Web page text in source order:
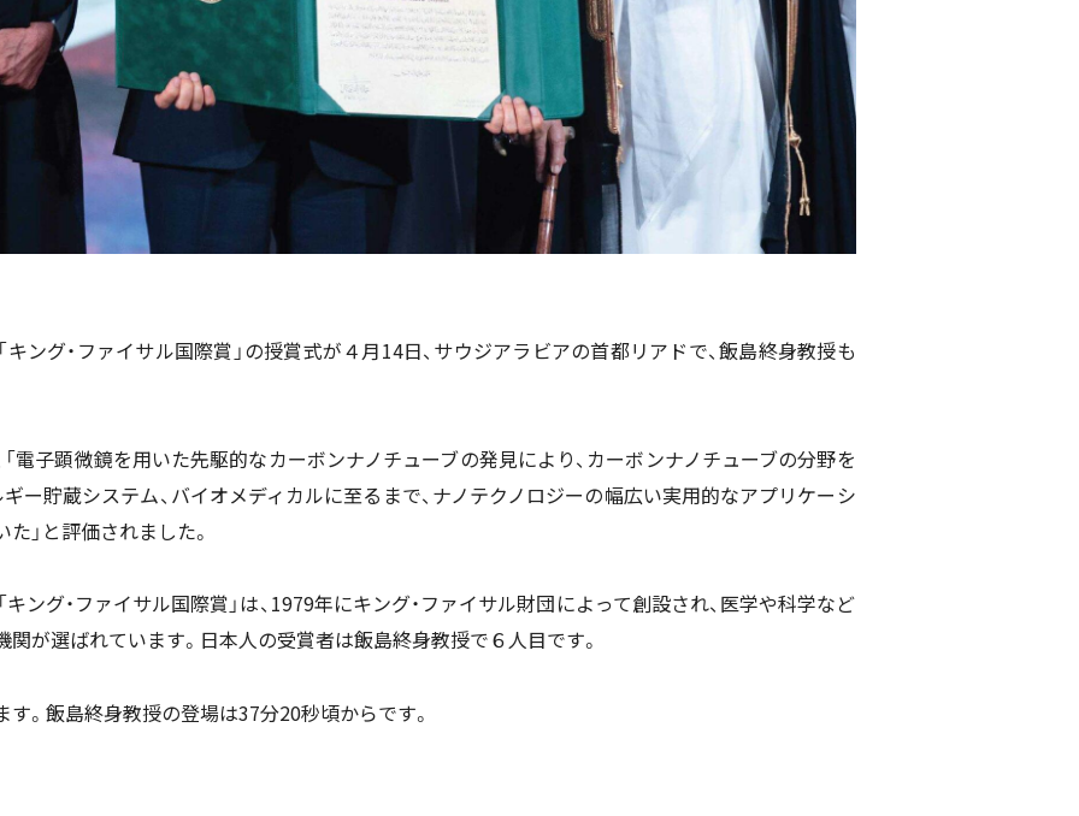
ング・ファイサル国際賞」の授賞式が４月14日、サウジアラビアの首都リアドで、飯島終身教授も
電子顕微鏡を用いた先駆的なカーボンナノチューブの発見により、カーボンナノチューブの分野を
ー貯蔵システム、バイオメディカルに至るまで、ナノテクノロジーの幅広い実用的なアプリケーシ
」と評価されました。
ング・ファイサル国際賞」は、1979年にキング・ファイサル財団によって創設され、医学や科学など
が選ばれています。日本人の受賞者は飯島終身教授で６人目です。
。飯島終身教授の登場は37分20秒頃からです。